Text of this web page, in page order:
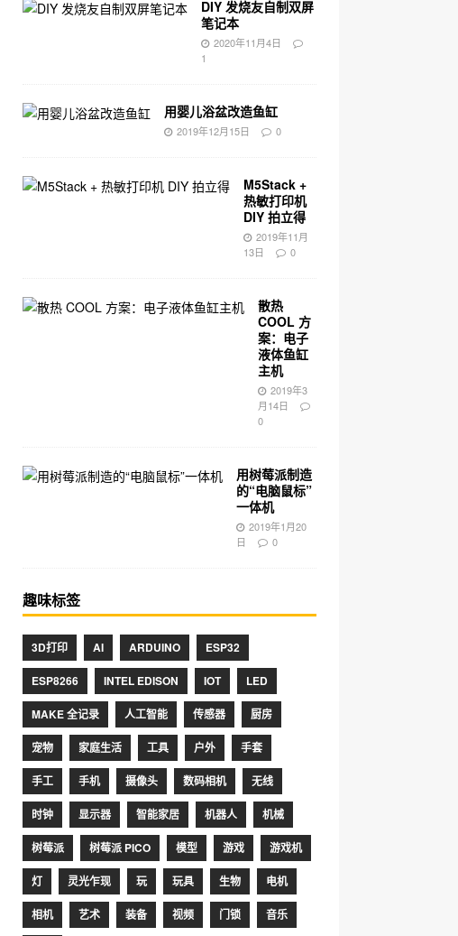
DIY 发烧友自制双屏
笔记本
2020年11月4日
1
用婴儿浴盆改造鱼缸
2019年12月15日 0
M5Stack +
热敏打印机
DIY 拍立得
2019年11月
13日
0
散热
COOL 方
案：电子
液体鱼缸
主机
2019年3
月14日
0
用树莓派制造
的“电脑鼠标”
一体机
2019年1月20
日
0
趣味标签
3D打印 AI ARDUINO ESP32
ESP8266 INTEL EDISON IOT LED
MAKE 全记录 人工智能 传感器 厨房
宠物 家庭生活 工具 户外 手套
手工 手机 摄像头 数码相机 无线
时钟 显示器 智能家居 机器人 机械
树莓派 树莓派 PICO 模型 游戏 游戏机
灯 灵光乍现 玩 玩具 生物 电机
相机 艺术 装备 视频 门锁 音乐